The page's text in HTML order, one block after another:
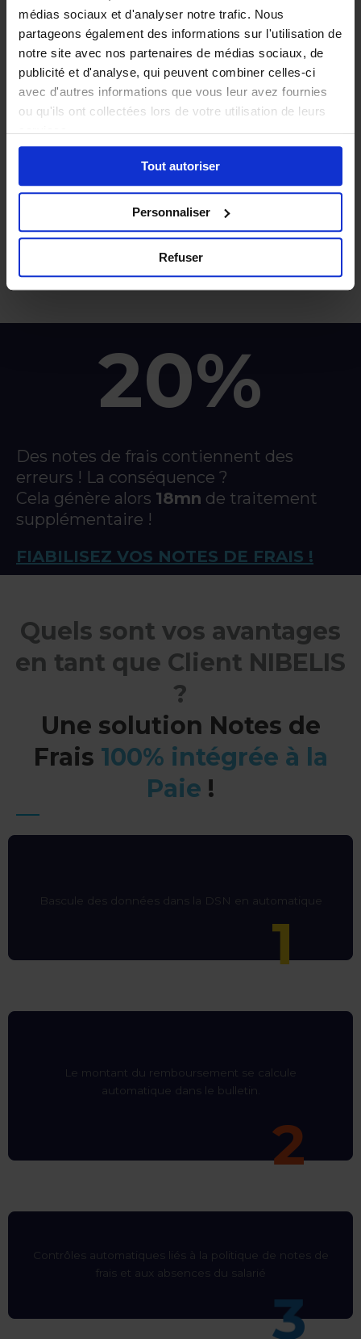
médias sociaux et d'analyser notre trafic. Nous
partageons également des informations sur l'utilisation de
notre site avec nos partenaires de médias sociaux, de
publicité et d'analyse, qui peuvent combiner celles-ci
avec d'autres informations que vous leur avez fournies
ou qu'ils ont collectées lors de votre utilisation de leurs
services.
Tout autoriser
Personnaliser
Refuser
Pour vous RH :
FIABILITE!
Contrôles automatisés
20%
Des notes de frais contiennent des
erreurs ! La conséquence ?
Cela génère alors 18mn de traitement
supplémentaire !
FIABILISEZ VOS NOTES DE FRAIS !
Quels sont vos avantages
en tant que Client NIBELIS
?
Une solution Notes de
Frais 100% intégrée à la
Paie !
Bascule des données dans la DSN en automatique
Le montant du remboursement se calcule
automatique dans le bulletin.
Contrôles automatiques liés à la politique de notes de
frais et aux absences du salarié